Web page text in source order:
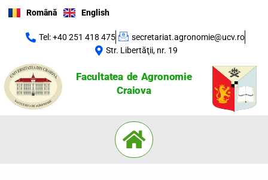
content
Română English
Tel: +40 251 418 475
secretariat.agronomie@ucv.ro
Str. Libertăţii, nr. 19
Facultatea de Agronomie
Craiova
Menu